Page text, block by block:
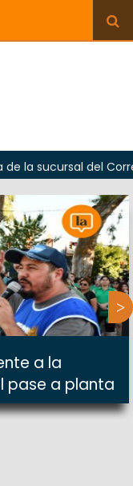
del Correo
a la
pase a planta